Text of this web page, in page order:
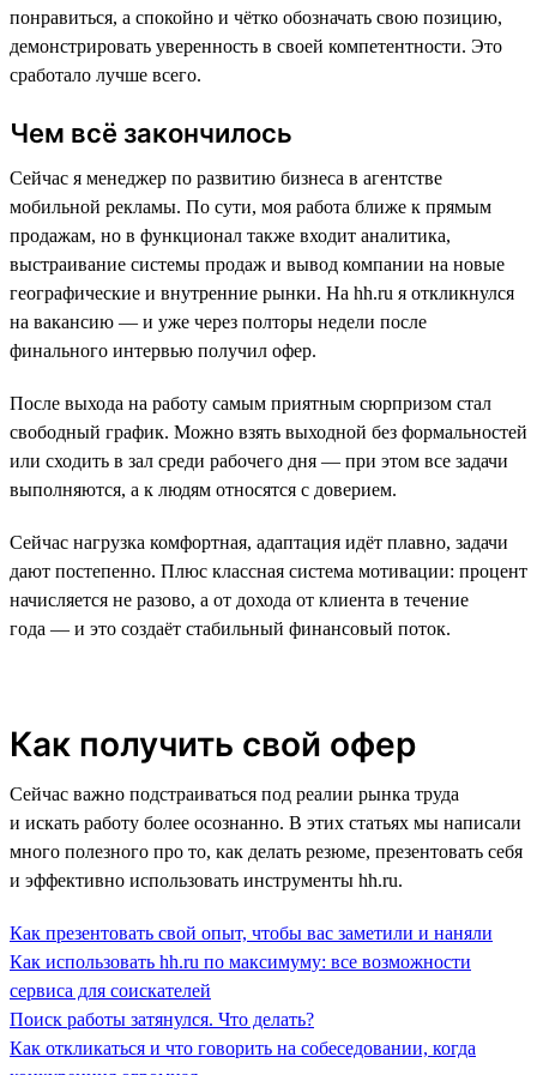
понравиться, а спокойно и чётко обозначать свою позицию,
демонстрировать уверенность в своей компетентности. Это
сработало лучше всего.
Чем всё закончилось
Сейчас я менеджер по развитию бизнеса в агентстве
мобильной рекламы. По сути, моя работа ближе к прямым
продажам, но в функционал также входит аналитика,
выстраивание системы продаж и вывод компании на новые
географические и внутренние рынки. На hh.ru я откликнулся
на вакансию — и уже через полторы недели после
финального интервью получил офер.
После выхода на работу самым приятным сюрпризом стал
свободный график. Можно взять выходной без формальностей
или сходить в зал среди рабочего дня — при этом все задачи
выполняются, а к людям относятся с доверием.
Сейчас нагрузка комфортная, адаптация идёт плавно, задачи
дают постепенно. Плюс классная система мотивации: процент
начисляется не разово, а от дохода от клиента в течение
года — и это создаёт стабильный финансовый поток.
Как получить свой офер
Сейчас важно подстраиваться под реалии рынка труда
и искать работу более осознанно. В этих статьях мы написали
много полезного про то, как делать резюме, презентовать себя
и эффективно использовать инструменты hh.ru.
Как презентовать свой опыт, чтобы вас заметили и наняли
Как использовать hh.ru по максимуму: все возможности
сервиса для соискателей
Поиск работы затянулся. Что делать?
Как откликаться и что говорить на собеседовании, когда